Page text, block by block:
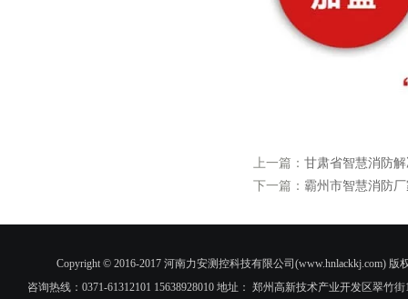
上一篇： 甘肃省智慧消防
下一篇： 霸州市智慧消防
Copyright © 2016-2017 河南力安测控科技有限公司(www.hnlackkj.com)
咨询热线：0371-61312101 15638928010 地址： 郑州高新技术产业开发区翠竹